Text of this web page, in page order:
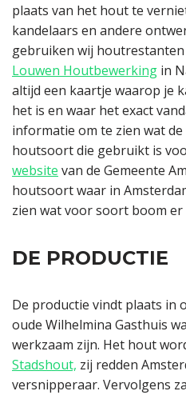
plaats van het hout te
kandelaars en andere
gebruiken wij
Louwen Houtbewerking in
altijd een kaartje waarop je
het is en waar het exact
informatie om te zien wat
houtsoort die gebruikt is
website van de Gemeente
houtsoort waar in
zien wat voor soort boom
DE PRODUCTIE
De productie vindt plaats in
oude Wilhelmina Gasthuis
werkzaam zijn. Het hout
Stadshout, zij redden
versnipperaar. Vervolgens